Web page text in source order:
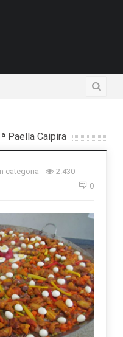
Paella Caipira
categoria
2.430
0